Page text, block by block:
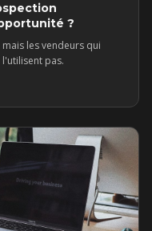
?
les vendeurs qui
pas.